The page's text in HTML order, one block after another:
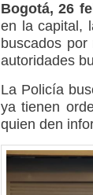
Bogotá, 26
en la capital,
buscados
autoridades
La Policía
ya tienen
quien den